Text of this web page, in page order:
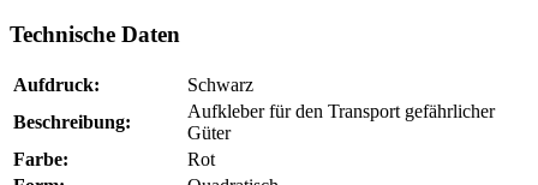
Technische Daten
Aufdruck:
Schwarz
Beschreibung:
Aufkleber für den Transport gefährlicher
Güter
Farbe:
Rot